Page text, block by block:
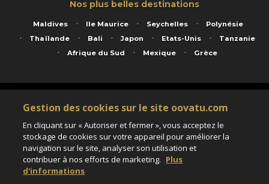
Nos plus belles destinations
Maldives Ile Maurice Seychelles
Polynésie
Thaïlande
Bali Japon Etats-Unis
Tanzanie
Afrique du Sud
Mexique Grèce
Service animé par Nautil Voyages - 22 rue Georges Picquart 75017 Paris - S.A.S
au capital de 155 696 euros - RCS Paris B 423 671 973 - Code APE 7911Z
Matricule Atout France IM075100020 - Garantie financière Groupama - Agrément IATA
Assurance responsabilité civile et professionnelle HISCOX RCP0081066
Gestion des cookies sur le site oovatu.com
En cliquant sur « Autoriser et fermer », vous acceptez le
stockage de cookies sur votre appareil pour améliorer la
navigation sur le site, analyser son utilisation et
contribuer à nos efforts de marketing. Plus
d'informations